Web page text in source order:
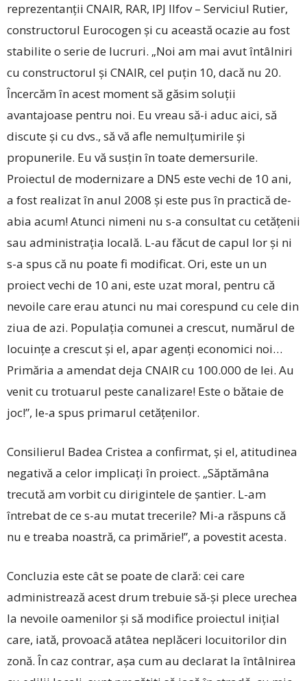
reprezentanții ­CNAIR, RAR, IPJ Ilfov – Serviciul Rutier,
constructorul Eurocogen și cu această ocazie au fost
stabilite o serie de lucruri. „Noi am mai avut întâlniri
cu constructorul și CNAIR, cel puțin 10, dacă nu 20.
Încercăm în acest moment să găsim soluții
avantajoase pentru noi. Eu vreau să-i aduc aici, să
discute și cu dvs., să vă afle nemulțumirile și
propunerile. Eu vă susțin în toate demersurile.
Proiectul de modernizare a DN5 este vechi de 10 ani,
a fost realizat în anul 2008 și este pus în practică de-
abia acum! Atunci nimeni nu s-a consultat cu cetățenii
sau administrația locală. L-au făcut de capul lor și ni
s-a spus că nu poate fi modificat. Ori, este un un
proiect vechi de 10 ani, este uzat moral, pentru că
nevoile care erau atunci nu mai corespund cu cele din
ziua de azi. Populația comunei a crescut, numărul de
locuințe a crescut și el, apar agenți economici noi…
Primăria a amendat deja CNAIR cu 100.000 de lei. Au
venit cu trotuarul peste canalizare! Este o bătaie de
joc!”, le-a spus primarul cetățenilor.
Consilierul Badea Cris­tea a confirmat, și el, atitudinea
negativă a celor implicați în proiect. „Săptămâna
trecută am vorbit cu dirigintele de șantier. L-am
întrebat de ce s-au mutat trecerile? Mi-a răspuns că
nu e treaba noastră, ca primărie!”, a povestit acesta.
Concluzia este cât se poate de clară: cei care
administrează acest drum trebuie să-și plece urechea
la nevoile oamenilor și să modifice proiectul inițial
care, iată, provoacă atâtea neplăceri locuitorilor din
zonă. În caz contrar, așa cum au declarat la întâlnirea